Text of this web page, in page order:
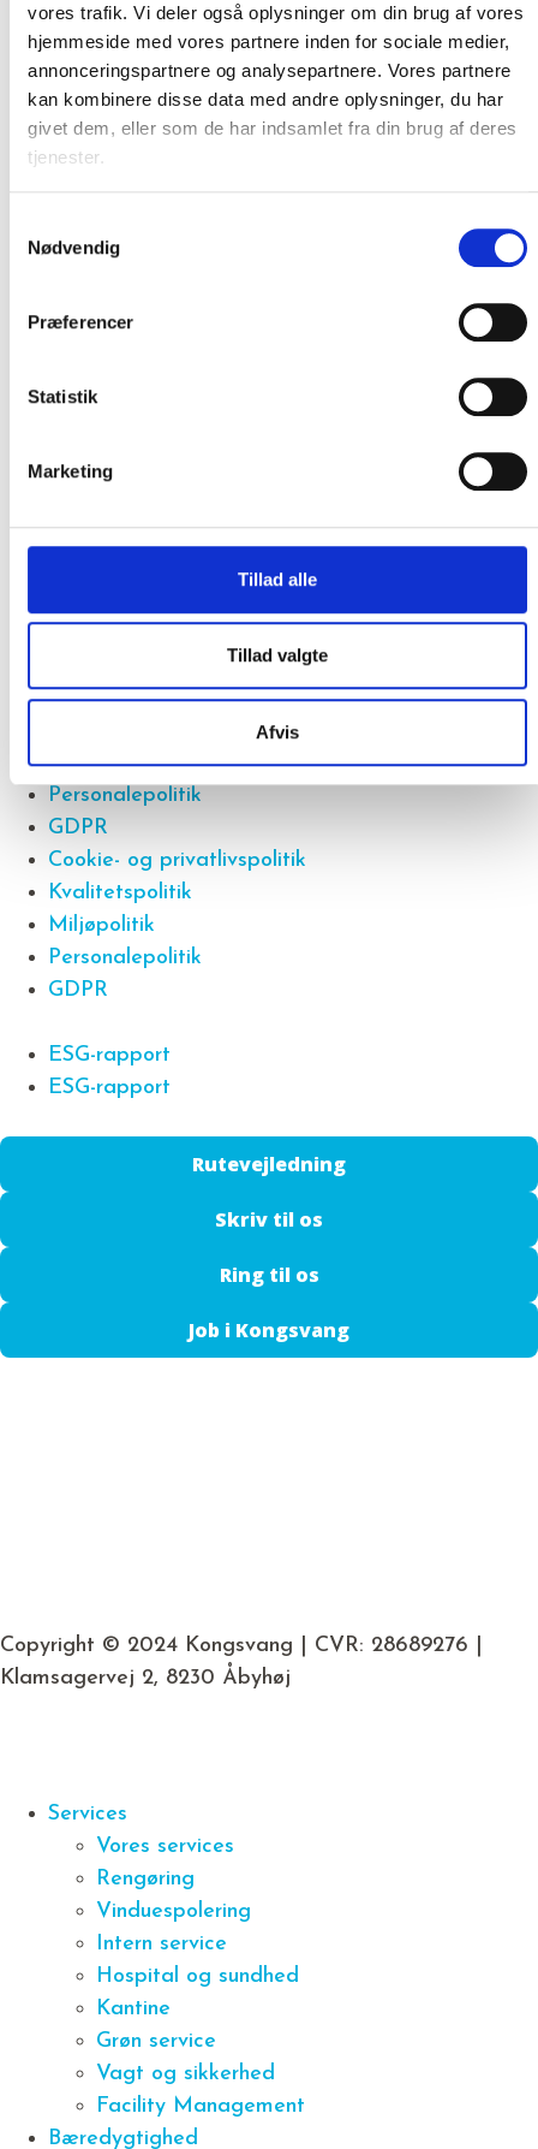
vores trafik. Vi deler også oplysninger om din brug af vores
hjemmeside med vores partnere inden for sociale medier,
annonceringspartnere og analysepartnere. Vores partnere
kan kombinere disse data med andre oplysninger, du har
givet dem, eller som de har indsamlet fra din brug af deres
tjenester.
Nødvendig
Præferencer
Statistik
Marketing
Tillad alle
Tillad valgte
Afvis
tættere på Aarhus Kommunes mål om CO2-
neutralitet […]
Gender Diversity Pledge
Cookie- og privatlivspolitik
Miljøpolitik
Personalepolitik
GDPR
Cookie- og privatlivspolitik
Kvalitetspolitik
Miljøpolitik
Personalepolitik
GDPR
ESG-rapport
ESG-rapport
Rutevejledning
Skriv til os
Ring til os
Job i Kongsvang
Copyright © 2024 Kongsvang | CVR: 28689276 |
Klamsagervej 2, 8230 Åbyhøj
Services
Vores services
Rengøring
Vinduespolering
Intern service
Hospital og sundhed
Kantine
Grøn service
Vagt og sikkerhed
Facility Management
Bæredygtighed